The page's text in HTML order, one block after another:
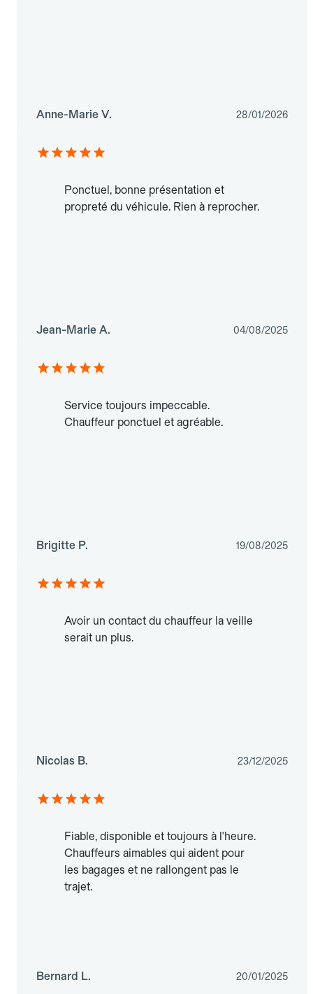
Anne-Marie V. 28/01/2026
Ponctuel, bonne présentation et
propreté du véhicule. Rien à reprocher.
Jean-Marie A. 04/08/2025
Service toujours impeccable.
Chauffeur ponctuel et agréable.
Brigitte P. 19/08/2025
Avoir un contact du chauffeur la veille
serait un plus.
Nicolas B. 23/12/2025
Fiable, disponible et toujours à l'heure.
Chauffeurs aimables qui aident pour
les bagages et ne rallongent pas le
trajet.
Bernard L. 20/01/2025